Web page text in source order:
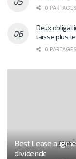
0 PARTAGES
Deux
laisse plus
0 PARTAGES
Best Lease
dividende